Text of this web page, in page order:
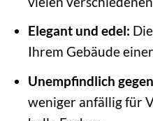
Elegant und edel:
Ihrem Gebäude
Unempfindlich
weniger anfällig für